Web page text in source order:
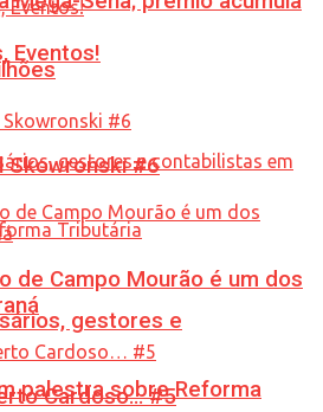
gestores e
palestra sobre Reforma
Eventos!
Skowronski #6
de Campo Mourão é um dos
Cardoso… #5